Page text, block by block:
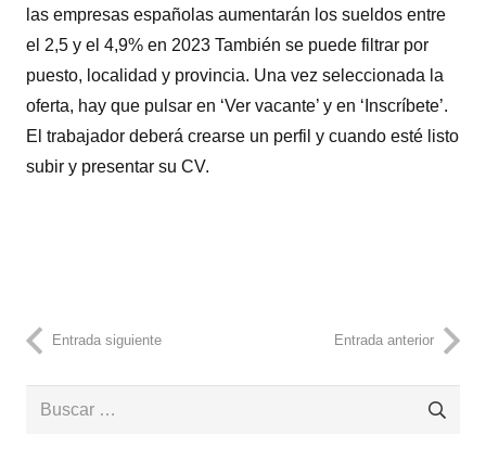
las empresas españolas aumentarán los sueldos entre
el 2,5 y el 4,9% en 2023 También se puede filtrar por
puesto, localidad y provincia. Una vez seleccionada la
oferta, hay que pulsar en ‘Ver vacante’ y en ‘Inscríbete’.
El trabajador deberá crearse un perfil y cuando esté listo
subir y presentar su CV.
Entrada siguiente Entrada anterior
Buscar: